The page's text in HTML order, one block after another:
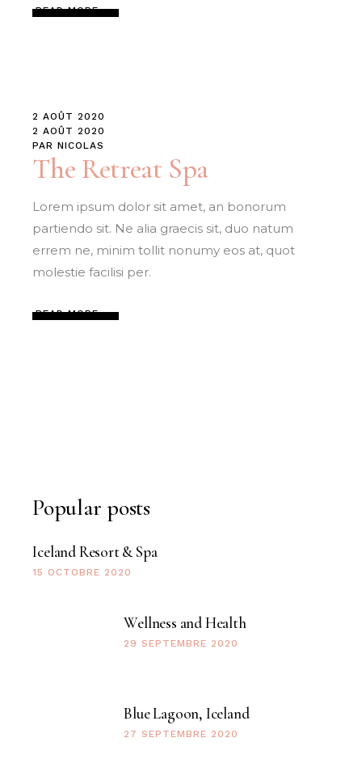
READ MORE
2 AOÛT 2020
2 AOÛT 2020
PAR NICOLAS
The Retreat Spa
Lorem ipsum dolor sit amet, an bonorum
partiendo sit. Ne alia graecis sit, duo natum
errem ne, minim tollit nonumy eos at, quot
molestie facilisi per.
READ MORE
Popular posts
Iceland Resort & Spa
15 OCTOBRE 2020
Wellness and Health
29 SEPTEMBRE 2020
Blue Lagoon, Iceland
27 SEPTEMBRE 2020